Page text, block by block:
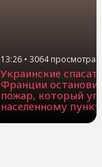
13:26 • 3064просмотра
Украинские
Франции
пожар, который
населенному